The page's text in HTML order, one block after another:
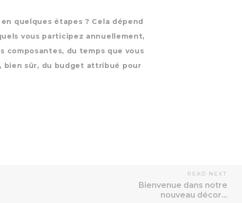
quelques étapes ? Cela dépend
vous participez annuellement,
composantes, du temps que vous
bien sûr, du budget attribué pour
READ NEXT
Bienvenue dans notre
nouveau décor…